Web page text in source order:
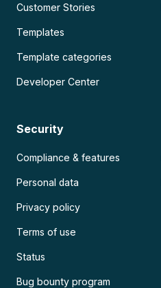
Customer Stories
Templates
Template categories
Developer Center
Security
Compliance & features
Personal data
Privacy policy
Terms of use
Status
Bug bounty program